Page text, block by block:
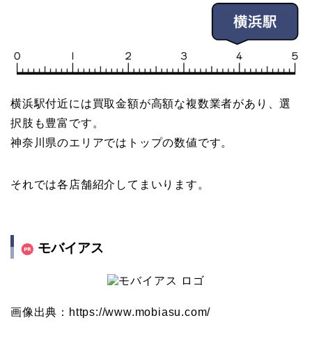
横浜駅付近には買取金額が高額な複数業者があり、選
択肢も豊富です。
神奈川県のエリアではトップの数値です。
それでは各店舗紹介してまいります。
モバイアス
画像出典：https://www.mobiasu.com/